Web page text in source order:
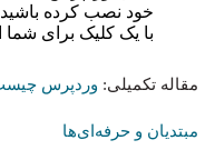
خود نصب کرده
با یک کلیک برای شما
مقاله تکمیلی:
مبتدیان و حرفه‌ای‌ها